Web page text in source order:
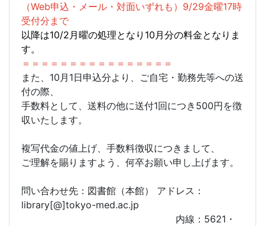
（Web申込・メール・対面いずれも）9/29金曜17時
受付分まで
以降は10/2月曜の処理となり10月分の料金となりま
す。
＝＝＝＝＝＝＝＝＝＝＝＝＝＝＝＝
また、10月1日申込分より、ご自宅・勤務先等への送
付の際、
手数料として、送料の他に送付1回につき500円を徴
収いたします。
複写代金の値上げ、手数料徴収につきまして、
ご理解を賜りますよう、何卒お願い申し上げます。
問い合わせ先：図書館（本館） アドレス：
library[@]tokyo-med.ac.jp
内線：5621・